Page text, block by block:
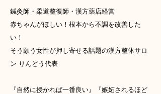
鍼灸師・柔道整復師・漢方薬店経営
赤ちゃんがほしい！根本から不調を改善した
い！
そう願う女性が押し寄せる話題の漢方整体サロ
ン りんどう代表
『自然に授かれば一番良い』『嫉妬されるほど